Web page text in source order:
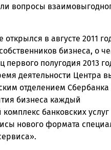
вопросы
в августе 2011
бизнеса, о
первого полугодия 2013
деятельности Центра
отделением Сбербанка
бизнеса каждый
банковских услуг
нового формата